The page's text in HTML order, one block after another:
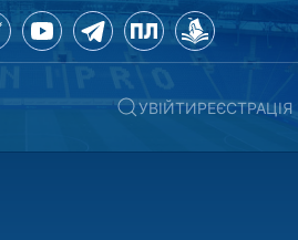
УВІЙТИРЕЄСТРАЦІЯ